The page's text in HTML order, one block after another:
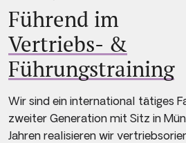
Führend im
Vertriebs- &
Führungstraining
Wir sind ein international tätiges
zweiter Generation mit Sitz in
Jahren realisieren wir